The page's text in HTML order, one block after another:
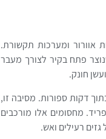
אוורור ומערכות תקשורת.
פתח בקיר לצורך מעבר
חונק.
דקות ספורות. מסיבה זו,
מחסומים אלו מורכבים
רעילים ואש.